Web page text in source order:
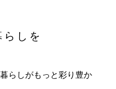
しを
らしがもっと彩り豊か